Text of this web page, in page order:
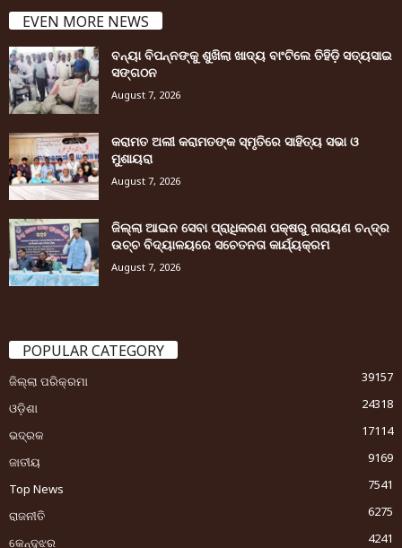
EVEN MORE NEWS
ବନ୍ୟା ବିପନ୍ନଙ୍କୁ ଶୁଖିଲା ଖାଦ୍ୟ ବାଂଟିଲେ ତିହିଡି଼ ସତ୍ୟସାଇ
ସଙ୍ଗଠନ
August 7, 2026
କରାମତ ଅଲୀ କରାମତଙ୍କ ସ୍ମୃତିରେ ସାହିତ୍ୟ ସଭା ଓ
ମୁଶାୟରା
August 7, 2026
ଜିଲ୍ଲା ଆଇନ ସେବା ପ୍ରାଧିକରଣ ପକ୍ଷରୁ ନାରାୟଣ ଚନ୍ଦ୍ର
ଉଚ୍ଚ ବିଦ୍ୟାଳୟରେ ସଚେତନତା କାର୍ଯ୍ୟକ୍ରମ
August 7, 2026
POPULAR CATEGORY
ଜିଲ୍ଲା ପରିକ୍ରମା
39157
ଓଡ଼ିଶା
24318
ଭଦ୍ରକ
17114
ଜାତୀୟ
9169
Top News
7541
ରାଜନୀତି
6275
କେନ୍ଦୁଝର
4241